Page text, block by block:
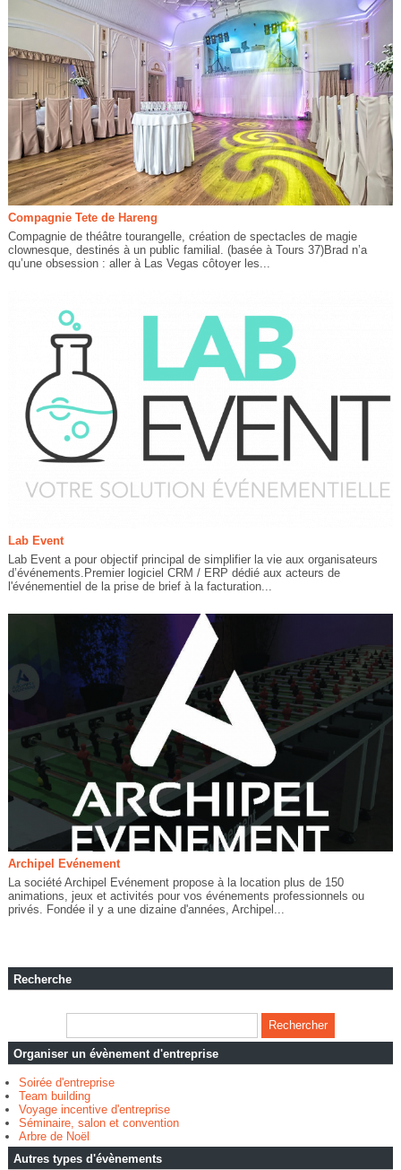
Compagnie Tete de Hareng
Compagnie de théâtre tourangelle, création de spectacles de magie
clownesque, destinés à un public familial. (basée à Tours 37)Brad n’a
qu’une obsession : aller à Las Vegas côtoyer les...
Lab Event
Lab Event a pour objectif principal de simplifier la vie aux organisateurs
d’événements.Premier logiciel CRM / ERP dédié aux acteurs de
l'événementiel de la prise de brief à la facturation...
Archipel Evénement
La société Archipel Evénement propose à la location plus de 150
animations, jeux et activités pour vos événements professionnels ou
privés. Fondée il y a une dizaine d'années, Archipel...
Recherche
Organiser un évènement d'entreprise
Soirée d'entreprise
Team building
Voyage incentive d'entreprise
Séminaire, salon et convention
Arbre de Noël
Autres types d'évènements